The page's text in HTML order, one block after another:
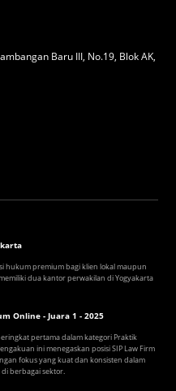
Baru III, No.19, Blok AK,
hukum premium bagi klien lokal maupun
dua kantor perwakilan di Yogyakarta
Online - Juara 1 - 2025
pertama dalam kategori Praktik
ini menegaskan posisi SIP Law Firm
fokus yang kuat dan konsisten dalam
berbagai sektor.